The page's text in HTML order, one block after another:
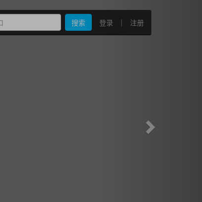
搜索 登录 | 注册